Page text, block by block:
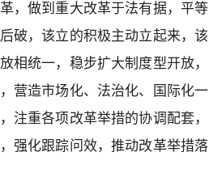
，做到重大改革于法有据，平等
破，该立的积极主动立起来，该
相统一，稳步扩大制度型开放，
营造市场化、法治化、国际化一
注重各项改革举措的协调配套，
强化跟踪问效，推动改革举措落